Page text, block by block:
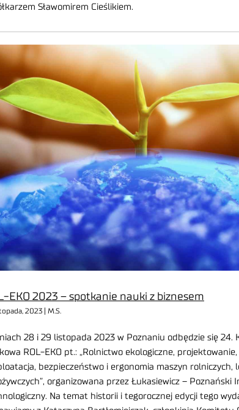
Sławomirem Cieślikiem.
EKO 2023 – spotkanie nauki z biznesem
2023 | M.S.
28 i 29 listopada 2023 w Poznaniu odbędzie się 24.
ROL-EKO pt.: „Rolnictwo ekologiczne,
bezpieczeństwo i ergonomia maszyn rolniczych,
organizowana przez Łukasiewicz – Poznański
Na temat historii i tegorocznej edycji tego